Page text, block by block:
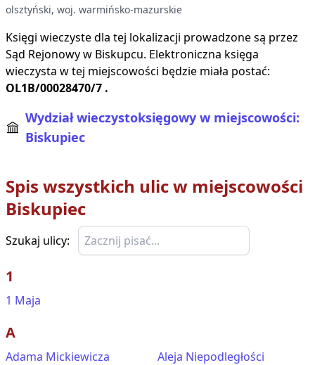
olsztyński, woj. warmińsko-mazurskie
Księgi wieczyste dla tej lokalizacji prowadzone są przez
Sąd Rejonowy w Biskupcu. Elektroniczna księga
wieczysta w tej miejscowości będzie miała postać:
OL1B/00028470/7 .
Wydział wieczystoksięgowy w miejscowości:
Biskupiec
Spis wszystkich ulic w miejscowości
Biskupiec
Szukaj ulicy:
1
1 Maja
A
Adama Mickiewicza
Aleja Niepodległości